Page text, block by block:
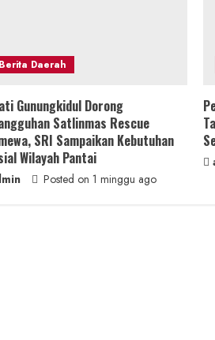
Berita Daerah
Gunungkidul Dorong
Satlinmas Rescue
SRI Sampaikan Kebutuhan
Wilayah Pantai
Posted on 1 minggu ago